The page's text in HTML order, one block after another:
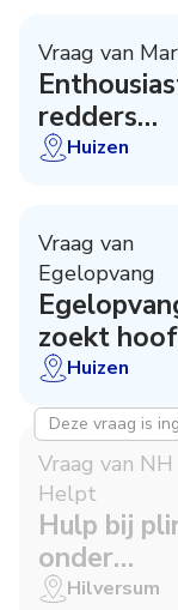
Vraag van
redders
gezocht!
Huizen
Vraag van
Egelopvang
zoekt
Huizen
Deze vraag is
Vraag van NH
Helpt
Hulp bij
onder
Hilversum